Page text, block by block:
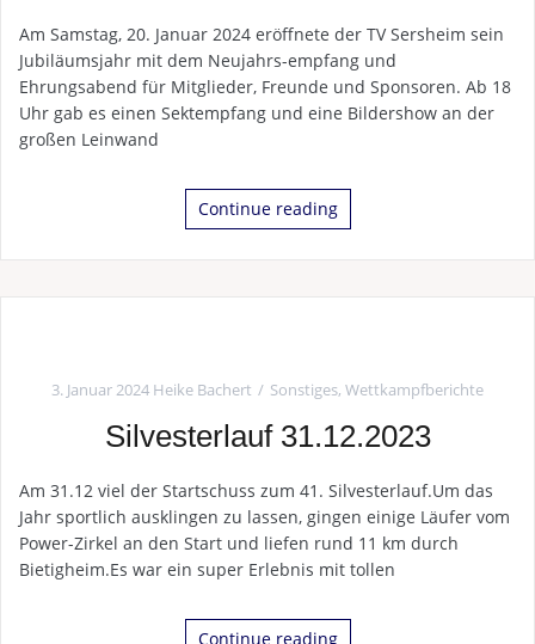
Am Samstag, 20. Januar 2024 eröffnete der TV Sersheim sein
Jubiläumsjahr mit dem Neujahrs-empfang und
Ehrungsabend für Mitglieder, Freunde und Sponsoren. Ab 18
Uhr gab es einen Sektempfang und eine Bildershow an der
großen Leinwand
Continue reading
3. Januar 2024 Heike Bachert Sonstiges, Wettkampfberichte
Silvesterlauf 31.12.2023
Am 31.12 viel der Startschuss zum 41. Silvesterlauf.Um das
Jahr sportlich ausklingen zu lassen, gingen einige Läufer vom
Power-Zirkel an den Start und liefen rund 11 km durch
Bietigheim.Es war ein super Erlebnis mit tollen
Continue reading